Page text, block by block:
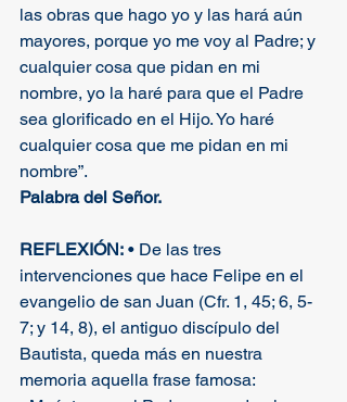
las obras que hago yo y las hará aún
mayores, porque yo me voy al Padre; y
cualquier cosa que pidan en mi
nombre, yo la haré para que el Padre
sea glorificado en el Hijo. Yo haré
cualquier cosa que me pidan en mi
nombre”.
Palabra del Señor.
REFLEXIÓN: • De las tres
intervenciones que hace Felipe en el
evangelio de san Juan (Cfr. 1, 45; 6, 5-
7; y 14, 8), el antiguo discípulo del
Bautista, queda más en nuestra
memoria aquella frase famosa: